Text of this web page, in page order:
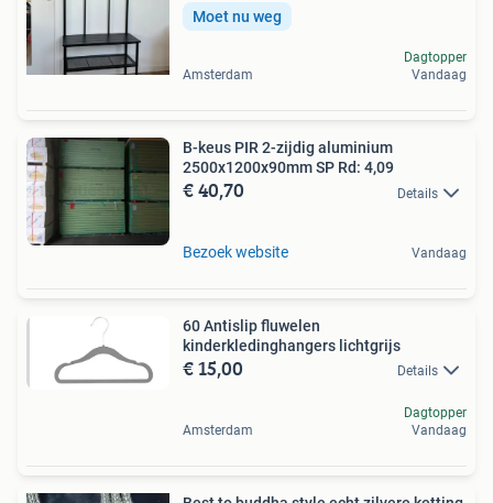
Moet nu weg
Amsterdam
Dagtopper
Vandaag
B-keus PIR 2-zijdig aluminium
2500x1200x90mm SP Rd: 4,09
€ 40,70 Details
Bezoek website Vandaag
60 Antislip fluwelen
kinderkledinghangers lichtgrijs
€ 15,00 Details
Amsterdam
Dagtopper
Vandaag